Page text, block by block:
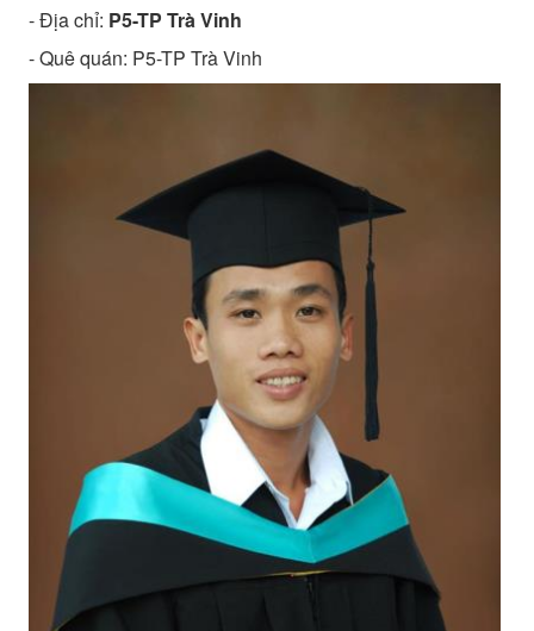
- Địa chỉ: P5-TP Trà Vinh
- Quê quán: P5-TP Trà Vinh